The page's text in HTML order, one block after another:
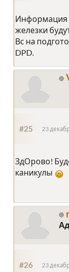
Информация
железки
Вс на
DPD.
#25 23
ЗдОрово!
каникулы
#26 23